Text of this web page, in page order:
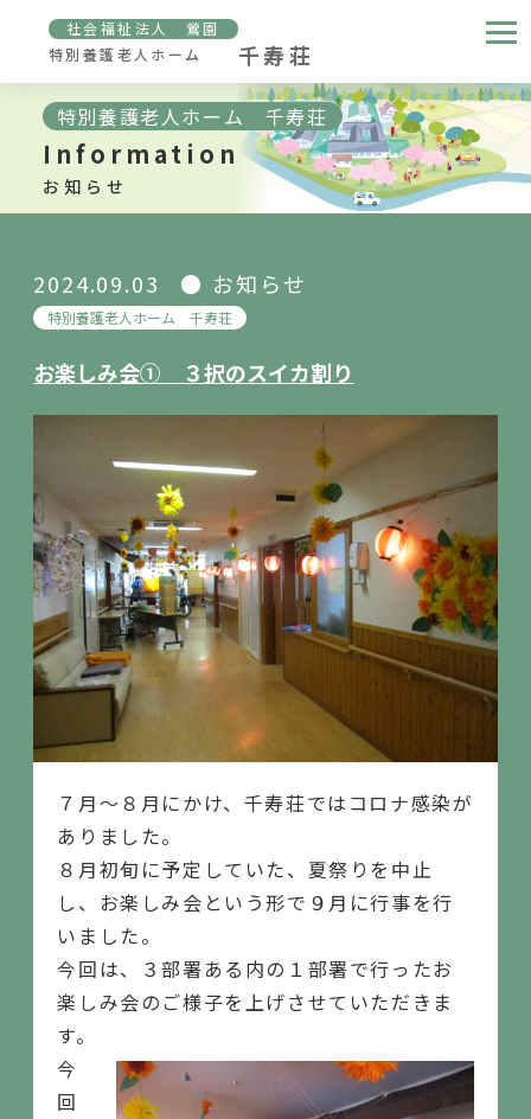
社会福祉法人 鶯園
特別養護老人ホーム
千寿荘
特別養護老人ホーム 千寿荘
Information
お知らせ
2024.09.03 お知らせ
特別養護老人ホーム 千寿荘
お楽しみ会① ３択のスイカ割り
７月～８月にかけ、千寿荘ではコロナ感染が
ありました。
８月初旬に予定していた、夏祭りを中止
し、お楽しみ会という形で９月に行事を行
いました。
今回は、３部署ある内の１部署で行ったお
楽しみ会のご様子を上げさせていただきま
す。
今
回